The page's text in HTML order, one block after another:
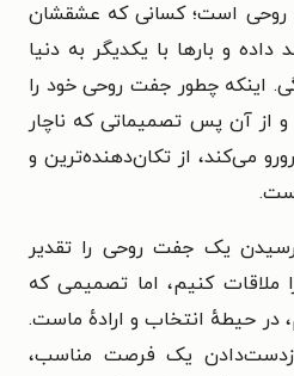
روحی است؛ کسانی که عشقشان
و بارها با یکدیگر به دنیا
اینکه چطور جفت روحی خود را
از آن پس تصمیماتی که ناچار
می‌کند، از تکان‌دهنده‌ترین و
یک جفت روحی را تقدیر
ملاقات کنیم، اما تصمیمی که
در حیطهٔ انتخاب و ارادهٔ ماست.
یک فرصت مناسب،